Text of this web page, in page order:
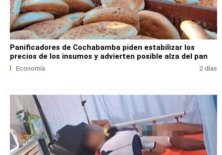
Panificadores de Cochabamba piden estabilizar los
precios de los insumos y advierten posible alza del pan
Economía 2 días